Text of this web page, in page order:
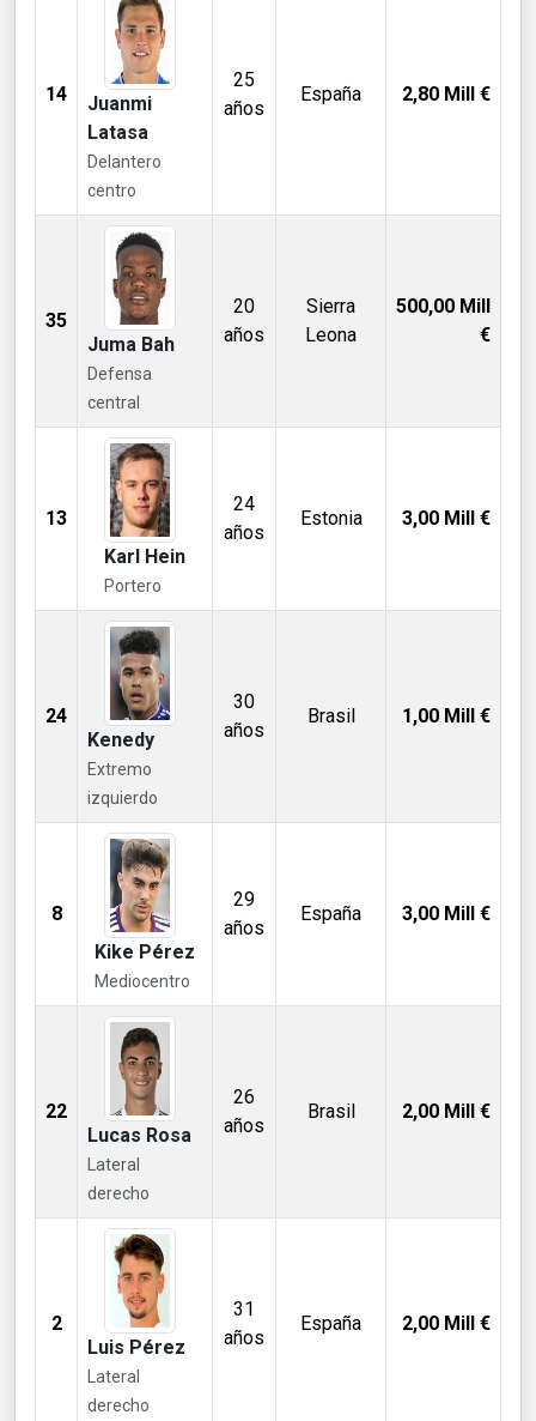
14
Juanmi
Latasa
Delantero
centro
25
años
España 2,80 Mill €
35
Juma Bah
Defensa
central
20
años
Sierra
Leona
500,00 Mill
€
13
Karl Hein
Portero
24
años
Estonia 3,00 Mill €
24
Kenedy
Extremo
izquierdo
30
años
Brasil 1,00 Mill €
8
Kike Pérez
Mediocentro
29
años
España 3,00 Mill €
22
Lucas Rosa
Lateral
derecho
26
años
Brasil 2,00 Mill €
2
Luis Pérez
Lateral
derecho
31
años
España 2,00 Mill €